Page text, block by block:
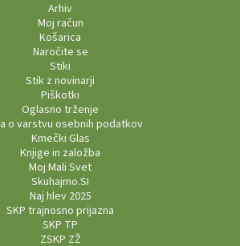
Arhiv
Moj račun
Košarica
Naročite se
Stiki
Stik z novinarji
Piškotki
Oglasno trženje
o varstvu osebnih podatkov
Kmečki Glas
Knjige in založba
Moj Mali Svet
Skuhajmo.SI
Naj hlev 2025
SKP trajnosno prijazna
SKP TP
ZSKP ZŽ